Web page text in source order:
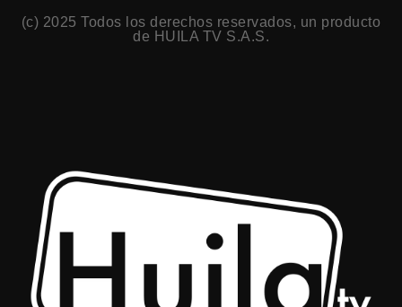
(c) 2025 Todos los derechos reservados, un producto
de HUILA TV S.A.S.